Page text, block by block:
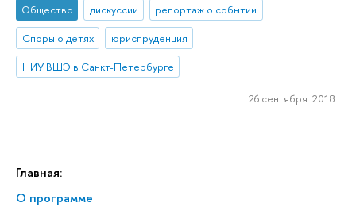
Главная:
О программе
Общество дискуссии
репортаж о событии
Споры о детях
юриспруденция
НИУ ВШЭ в Санкт-Петербурге
26 сентября 2018